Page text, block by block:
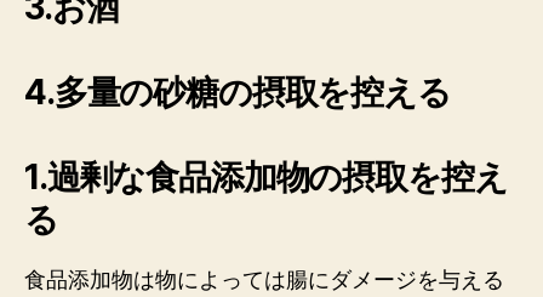
4.多量の砂糖の摂取を控える
1.過剰な食品添加物の摂取を控え
る
食品添加物は物によっては腸にダメージを与える